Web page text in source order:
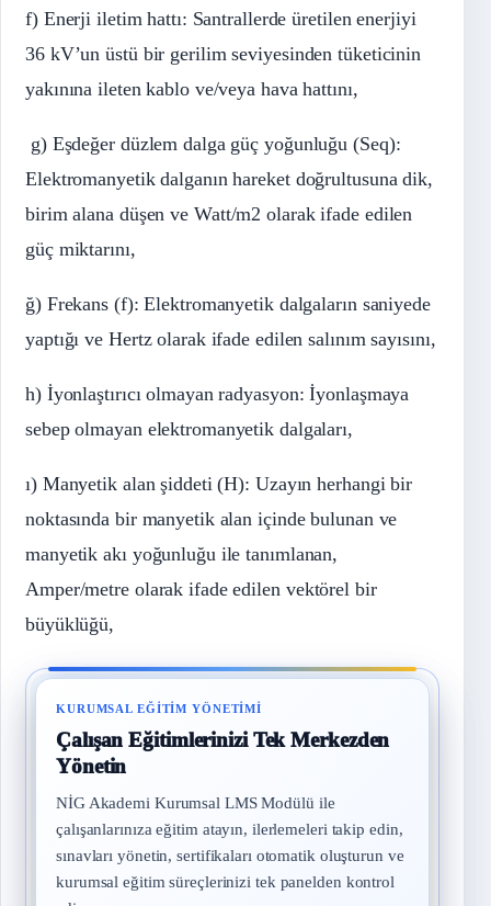
f) Enerji iletim hattı: Santrallerde üretilen enerjiyi
36 kV’un üstü bir gerilim seviyesinden tüketicinin
yakınına ileten kablo ve/veya hava hattını,
g) Eşdeğer düzlem dalga güç yoğunluğu (Seq):
Elektromanyetik dalganın hareket doğrultusuna dik,
birim alana düşen ve Watt/m2 olarak ifade edilen
güç miktarını,
ğ) Frekans (f): Elektromanyetik dalgaların saniyede
yaptığı ve Hertz olarak ifade edilen salınım sayısını,
h) İyonlaştırıcı olmayan radyasyon: İyonlaşmaya
sebep olmayan elektromanyetik dalgaları,
ı) Manyetik alan şiddeti (H): Uzayın herhangi bir
noktasında bir manyetik alan içinde bulunan ve
manyetik akı yoğunluğu ile tanımlanan,
Amper/metre olarak ifade edilen vektörel bir
büyüklüğü,
KURUMSAL EĞITIM YÖNETIMI
Çalışan Eğitimlerinizi Tek Merkezden
Yönetin
NİG Akademi Kurumsal LMS Modülü ile
çalışanlarınıza eğitim atayın, ilerlemeleri takip edin,
sınavları yönetin, sertifikaları otomatik oluşturun ve
kurumsal eğitim süreçlerinizi tek panelden kontrol